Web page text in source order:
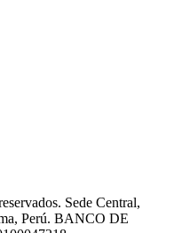
Sede Central,
Perú. BANCO DE